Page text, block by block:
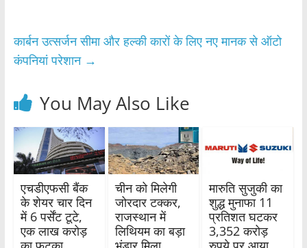
k
p
कार्बन उत्सर्जन सीमा और हल्की कारों के लिए नए मानक से ऑटो
कंपनियां परेशान →
You May Also Like
एचडीएफसी बैंक
के शेयर चार दिन
में 6 पर्सेंट टूटे,
एक लाख करोड़
चीन को मिलेगी
जोरदार टक्कर,
राजस्थान में
लिथियम का बड़ा
मारुति सुजुकी का
शुद्ध मुनाफा 11
प्रतिशत घटकर
3,352 करोड़